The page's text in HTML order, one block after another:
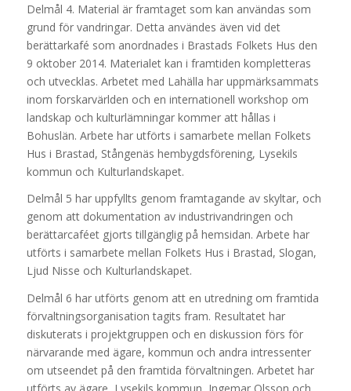
Delmål 4. Material är framtaget som kan användas som
grund för vandringar. Detta användes även vid det
berättarkafé som anordnades i Brastads Folkets Hus den
9 oktober 2014. Materialet kan i framtiden kompletteras
och utvecklas. Arbetet med Lahälla har uppmärksammats
inom forskarvärlden och en internationell workshop om
landskap och kulturlämningar kommer att hållas i
Bohuslän. Arbete har utförts i samarbete mellan Folkets
Hus i Brastad, Stångenäs hembygdsförening, Lysekils
kommun och Kulturlandskapet.
Delmål 5 har uppfyllts genom framtagande av skyltar, och
genom att dokumentation av industrivandringen och
berättarcaféet gjorts tillgänglig på hemsidan. Arbete har
utförts i samarbete mellan Folkets Hus i Brastad, Slogan,
Ljud Nisse och Kulturlandskapet.
Delmål 6 har utförts genom att en utredning om framtida
förvaltningsorganisation tagits fram. Resultatet har
diskuterats i projektgruppen och en diskussion förs för
närvarande med ägare, kommun och andra intressenter
om utseendet på den framtida förvaltningen. Arbetet har